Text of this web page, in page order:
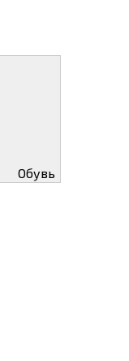
Обувь